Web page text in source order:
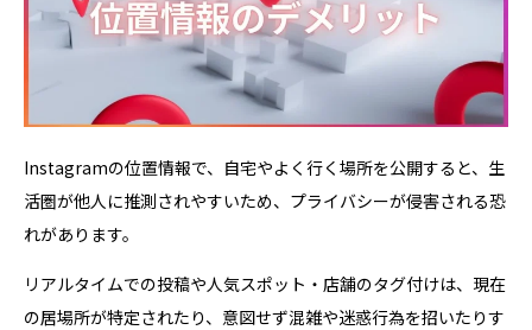
Instagramの位置情報で、自宅やよく行く場所を公開すると、生
活圏が他人に推測されやすいため、プライバシーが侵害される恐
れがあります。
リアルタイムでの投稿や人気スポット・店舗のタグ付けは、現在
の居場所が特定されたり、意図せず混雑や迷惑行為を招いたりす